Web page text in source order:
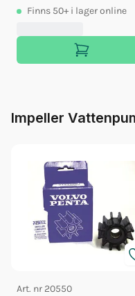
Finns 50+ i lager online
Impeller
Art. nr 20550